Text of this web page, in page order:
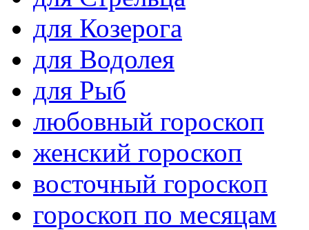
для Козерога
для Водолея
для Рыб
любовный гороскоп
женский гороскоп
восточный гороскоп
гороскоп по месяцам